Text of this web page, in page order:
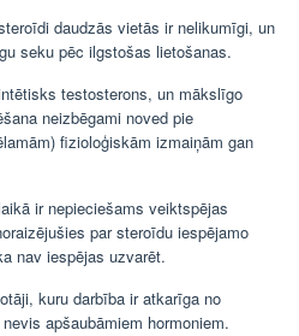
daudzās vietās ir nelikumīgi, un
seku pēc ilgstošas ​​lietošanas.
testosterons, un mākslīgo
neizbēgami noved pie
fizioloģiskām izmaiņām gan
ir nepieciešams veiktspējas
par steroīdu iespējamo
nav iespējas uzvarēt.
kuru darbība ir atkarīga no
apšaubāmiem hormoniem.